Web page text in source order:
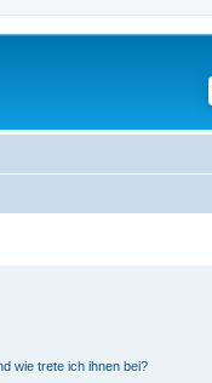
wie trete ich ihnen bei?